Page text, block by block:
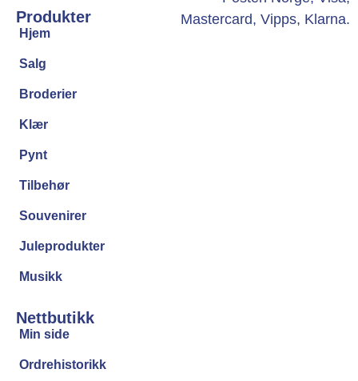
Produkter
Hjem
Salg
Broderier
Klær
Pynt
Tilbehør
Souvenirer
Juleprodukter
Musikk
Nettbutikk
Min side
Ordrehistorikk